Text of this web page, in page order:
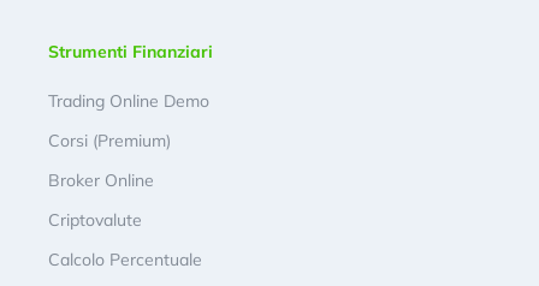
Strumenti Finanziari
Trading Online Demo
Corsi (Premium)
Broker Online
Criptovalute
Calcolo Percentuale